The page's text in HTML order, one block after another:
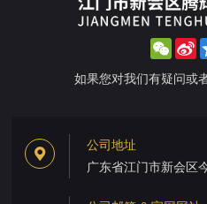
如果您对我们有疑问或
公司地址
广东省江门市新会区